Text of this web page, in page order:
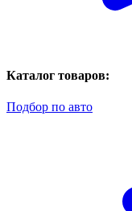
Каталог товаров:
Подбор по авто